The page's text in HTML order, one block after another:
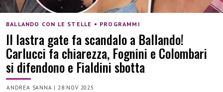
BALLANDO CON LE STELLE • PROGRAMMI
Il lastra gate fa scandalo a Ballando!
Carlucci fa chiarezza, Fognini e Colombari
si difendono e Fialdini sbotta
ANDREA SANNA |28 NOV 2025